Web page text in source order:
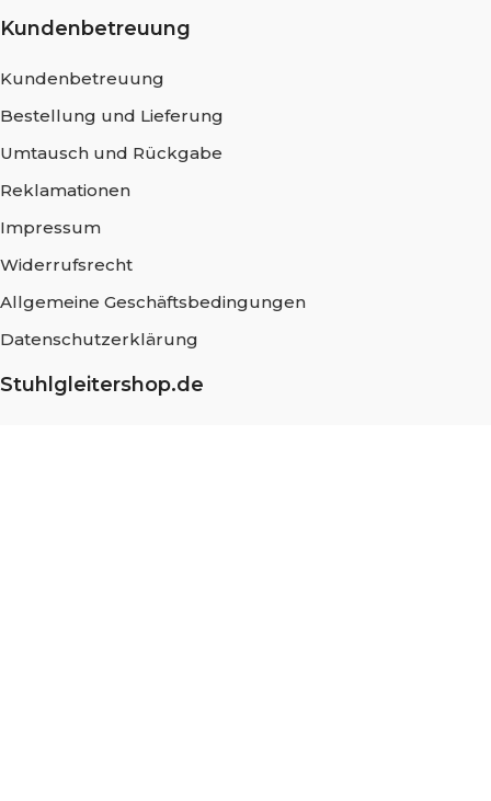
Kundenbetreuung
Kundenbetreuung
Bestellung und Lieferung
Umtausch und Rückgabe
Reklamationen
Impressum
Widerrufsrecht
Allgemeine Geschäftsbedingungen
Datenschutzerklärung
Stuhlgleitershop.de